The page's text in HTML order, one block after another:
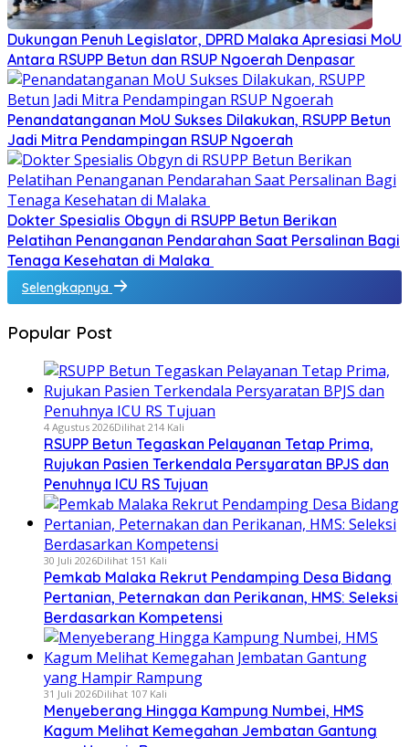
Dukungan Penuh Legislator, DPRD Malaka Apresiasi MoU
Antara RSUPP Betun dan RSUP Ngoerah Denpasar
Penandatanganan MoU Sukses Dilakukan, RSUPP Betun
Jadi Mitra Pendampingan RSUP Ngoerah
Dokter Spesialis Obgyn di RSUPP Betun Berikan
Pelatihan Penanganan Pendarahan Saat Persalinan Bagi
Tenaga Kesehatan di Malaka
Selengkapnya
Popular Post
4 Agustus 2026Dilihat 214 Kali
RSUPP Betun Tegaskan Pelayanan Tetap Prima,
Rujukan Pasien Terkendala Persyaratan BPJS dan
Penuhnya ICU RS Tujuan
30 Juli 2026Dilihat 151 Kali
Pemkab Malaka Rekrut Pendamping Desa Bidang
Pertanian, Peternakan dan Perikanan, HMS: Seleksi
Berdasarkan Kompetensi
31 Juli 2026Dilihat 107 Kali
Menyeberang Hingga Kampung Numbei, HMS
Kagum Melihat Kemegahan Jembatan Gantung